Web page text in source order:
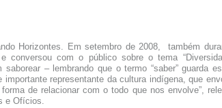
Horizontes. Em setembro de 2008, também
conversou com o público sobre o tema
– lembrando que o termo “saber” guarda
representante da cultura indígena, que
de relacionar com o todo que nos envolve”,
e Ofícios.